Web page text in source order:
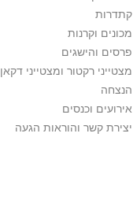
קתדרות
מכונים וקרנות
פרסים והישגים
מצטייני רקטור ומצטייני דקאן
הנצחה
אירועים וכנסים
יצירת קשר והוראות הגעה